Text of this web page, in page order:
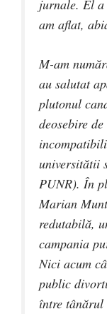
jurnale. El
am aflat,
M-am
au salutat
plutonul
deosebire
universitătii
PUNR). În
Marian
redutabilă,
campania
Nici acum
public
între tânărul